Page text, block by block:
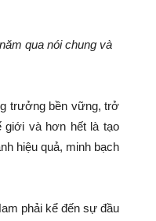
qua nói chung và
trưởng bền vững, trở
giới và hơn hết là tạo
hiệu quả, minh bạch
phải kể đến sự đầu